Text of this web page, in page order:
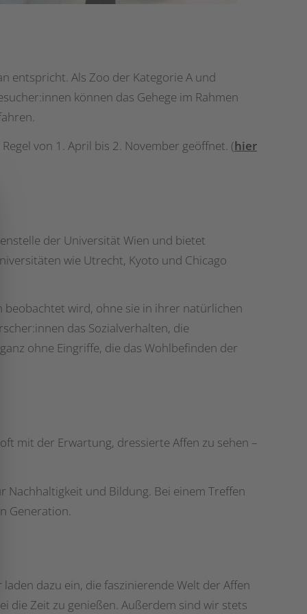
entspricht. Als Zoo der Kategorie A und
können das Gehege im Rahmen
von 1. April bis 2. November geöffnet. (hier
der Universität Wien und bietet
wie Utrecht, Kyoto und Chicago
beobachtet wird, ohne sie in ihrer natürlichen
das Sozialverhalten, die
ohne Eingriffe, die das Wohlbefinden der
mit der Erwartung, dressierte Affen zu sehen –
Nachhaltigkeit und Bildung. Bei einem Treffen
Generation.
dazu ein, die faszinierende Welt der Affen
die Zeit zu genießen. Außerdem sind wir stets